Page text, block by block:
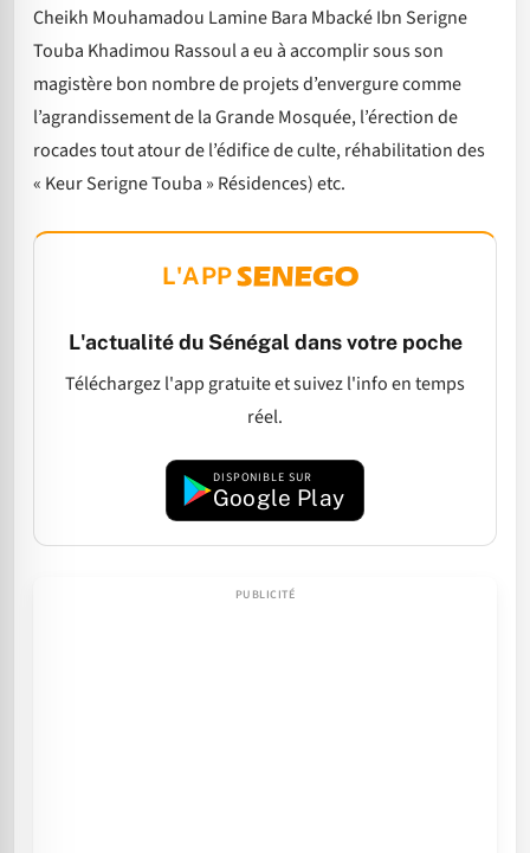
Cheikh Mouhamadou Lamine Bara Mbacké Ibn Serigne
Touba Khadimou Rassoul a eu à accomplir sous son
magistère bon nombre de projets d’envergure comme
l’agrandissement de la Grande Mosquée, l’érection de
rocades tout atour de l’édifice de culte, réhabilitation des
« Keur Serigne Touba » Résidences) etc.
L'APP
L'actualité du Sénégal dans votre poche
Téléchargez l'app gratuite et suivez l'info en temps
réel.
DISPONIBLE SUR
Google Play